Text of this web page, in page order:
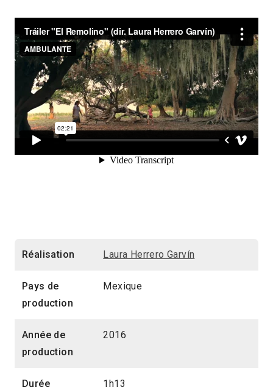
Réalisation Laura Herrero Garvín
Pays de
production
Mexique
Année de
production
2016
Durée 1h13